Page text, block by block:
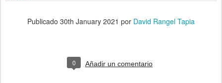
Publicado 30th January 2021 por David Rangel Tapia
0 Añadir un comentario